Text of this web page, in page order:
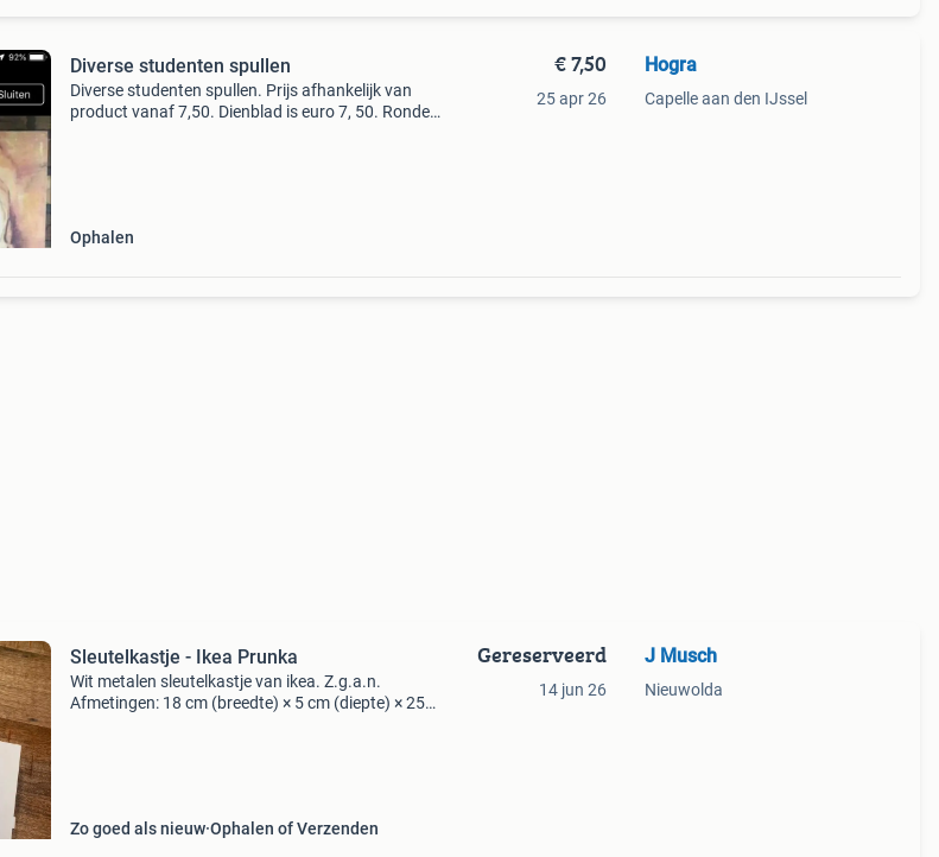
Diverse studenten spullen
Diverse studenten spullen. Prijs afhankelijk van
product vanaf 7,50. Dienblad is euro 7, 50. Ronde
Ophalen
€ 7,50
25 apr 26
Hogra
Capelle aan den IJssel
Sleutelkastje - Ikea Prunka
Wit metalen sleutelkastje van ikea. Z.g.a.n.
Afmetingen: 18 cm (breedte) × 5 cm (diepte) × 25
Zo goed als nieuw Ophalen of Verzenden
Gereserveerd
14 jun 26
J Musch
Nieuwolda